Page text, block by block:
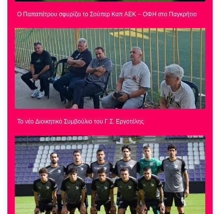
Ο Παπαπέτρου σφυρίζει το Σούπερ Καπ ΑΕΚ – ΟΦΗ στο Παγκρήτιο
Το νέο Διοικητικό Συμβούλιο του Γ.Σ. Εργοτέλης